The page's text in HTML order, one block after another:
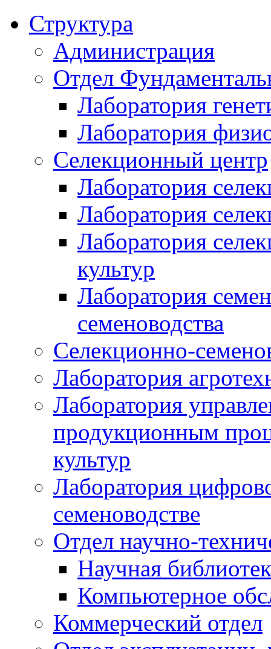
Структура
Администрация
Отдел
Лаборатория
Лаборатория
Селекционный центр
Лаборатория
Лаборатория
Лаборатория
культур
Лаборатория
семеноводства
Селекционно-
Лаборатория
Лаборатория
продукционным
культур
Лаборатория
семеноводстве
Отдел научно-
Научная
Компьютерное
Коммерческий отдел